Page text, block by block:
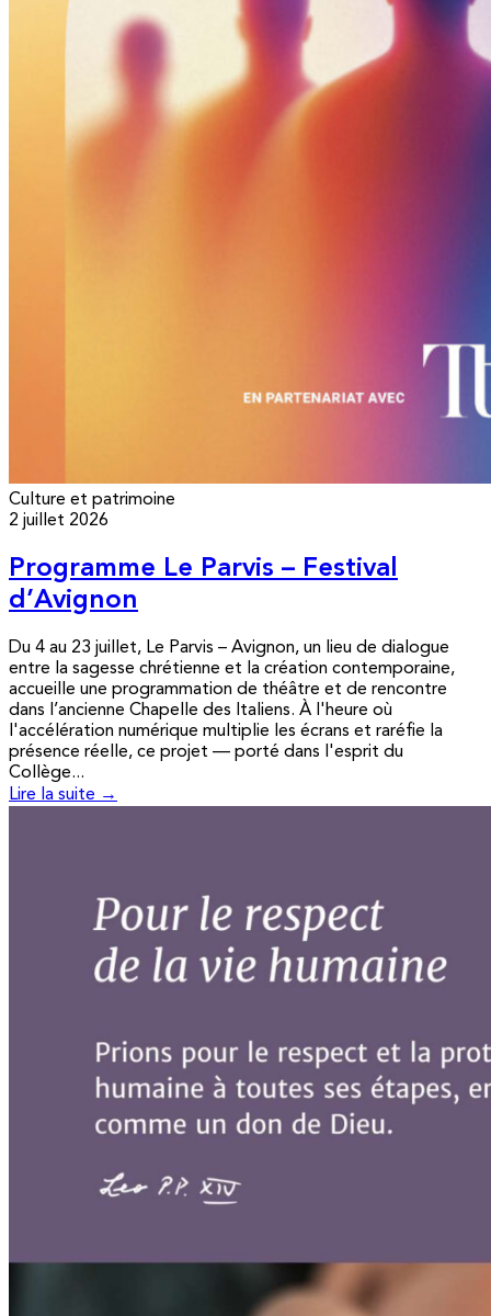
Culture et patrimoine
2 juillet 2026
Programme Le Parvis – Festival
d’Avignon
Du 4 au 23 juillet, Le Parvis – Avignon, un lieu de dialogue
entre la sagesse chrétienne et la création contemporaine,
accueille une programmation de théâtre et de rencontre
dans l’ancienne Chapelle des Italiens. À l'heure où
l'accélération numérique multiplie les écrans et raréfie la
présence réelle, ce projet — porté dans l'esprit du
Collège...
Lire la suite →